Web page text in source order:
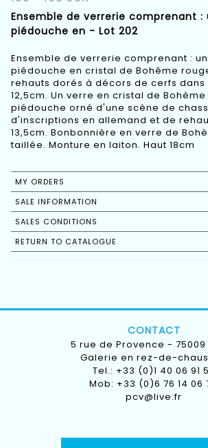
Ensemble de verrerie comprenant :
piédouche en - Lot 202
Ensemble de verrerie comprenant :
piédouche en cristal de Bohême
rehauts dorés à décors de cerfs dans
12,5cm. Un verre en cristal de
piédouche orné d'une scène de
d'inscriptions en allemand et de
13,5cm. Bonbonnière en verre de
taillée. Monture en laiton. Haut 18cm
MY ORDERS
SALE INFORMATION
SALES CONDITIONS
RETURN TO CATALOGUE
CONTACT
5 rue de Provence - 75009
Galerie en rez-de-
Tel.: +33 (0)1 40 06 91
Mob: +33 (0)6 76 14 06
pcv@live.fr